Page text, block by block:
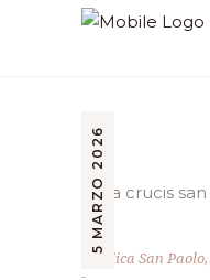
5 MARZO 2026
Basilica San Paolo,